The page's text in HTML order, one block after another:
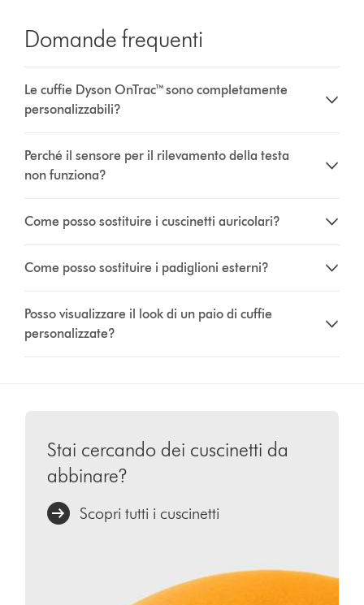
Domande frequenti
Le cuffie Dyson OnTrac™ sono completamente
personalizzabili?
Perché il sensore per il rilevamento della testa
non funziona?
Come posso sostituire i cuscinetti auricolari?
Come posso sostituire i padiglioni esterni?
Posso visualizzare il look di un paio di cuffie
personalizzate?
Stai cercando dei cuscinetti da
abbinare?
Scopri tutti i cuscinetti